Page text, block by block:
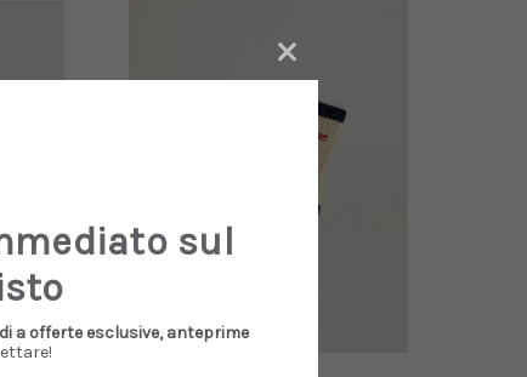
×
sul
a offerte esclusive, anteprime